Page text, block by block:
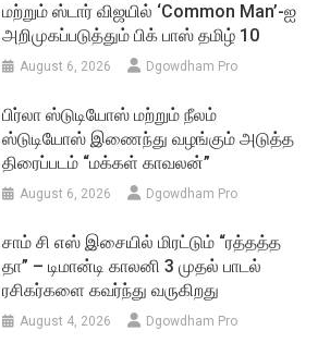
மற்றும் ஸ்டார் விஜயில் ‘Common Man’-ஐ
அறிமுகப்படுத்தும் பிக் பாஸ் தமிழ் 10
August 6, 2026 Dgowdham Pro
பிர்லா ஸ்டுடியோஸ் மற்றும் நீலம்
ஸ்டுடியோஸ் இணைந்து வழங்கும் அடுத்த
திரைப்படம் “மக்கள் காவலன்”
August 6, 2026 Dgowdham Pro
சாம் சி எஸ் இசையில் மிரட்டும் “ரத்தத்த
தா” – டிமான்டி காலனி 3 முதல் பாடல்
ரசிகர்களை கவர்ந்து வருகிறது
August 4, 2026 Dgowdham Pro